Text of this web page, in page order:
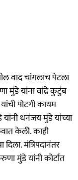
वाद चांगलाच पेटला
मुंडे यांना वांद्रे कुटुंब
पोटगी कायम
यांनी धनंजय मुंडे यांच्या
केली. काही
दिला. मंत्रिपदानंतर
मुंडे यांनी कोर्टात